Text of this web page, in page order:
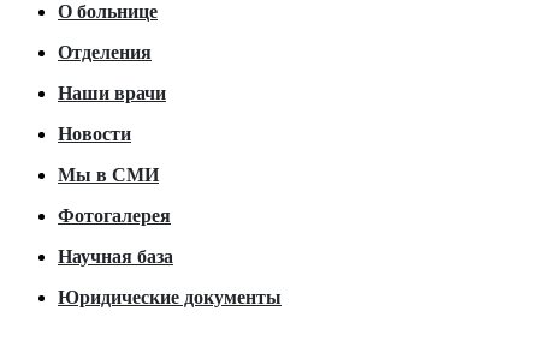
О больнице
Отделения
Наши врачи
Новости
Мы в СМИ
Фотогалерея
Научная база
Юридические документы